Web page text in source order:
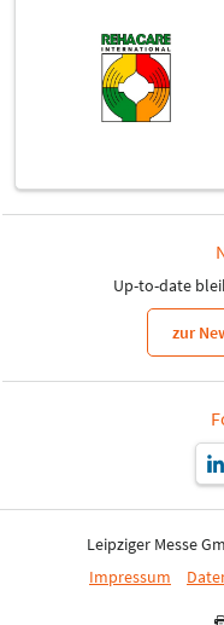
Up-to-date
zur
Leipziger Messe
Impressum